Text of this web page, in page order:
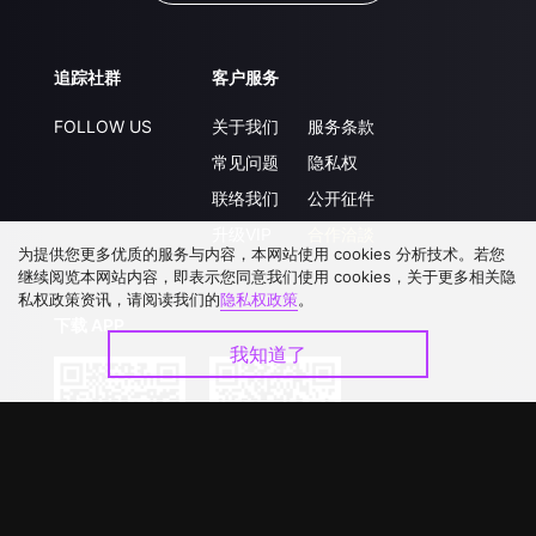
追踪社群
FOLLOW US
客户服务
关于我们
常见问题
联络我们
服务条款
隐私权
公开征件
为提供您更多优质的服务与内容，本网站使用 cookies 分析技术。若您
继续阅览本网站内容，即表示您同意我们使用 cookies，关于更多相关隐
私权政策资讯，请阅读我们的隐私权政策。
我知道了